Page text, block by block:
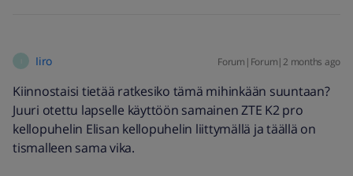
Iiro Forum|Forum|2 months ago
Kiinnostaisi tietää ratkesiko tämä mihinkään suuntaan?
Juuri otettu lapselle käyttöön samainen ZTE K2 pro
kellopuhelin Elisan kellopuhelin liittymällä ja täällä on
tismalleen sama vika.